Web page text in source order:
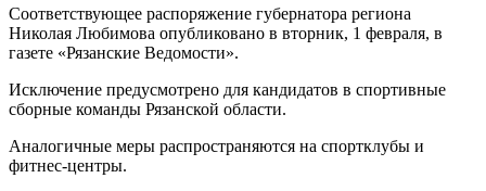
Соответствующее распоряжение губернатора региона
Николая Любимова опубликовано в вторник, 1 февраля, в
газете «Рязанские Ведомости».
Исключение предусмотрено для кандидатов в спортивные
сборные команды Рязанской области.
Аналогичные меры распространяются на спортклубы и
фитнес-центры.